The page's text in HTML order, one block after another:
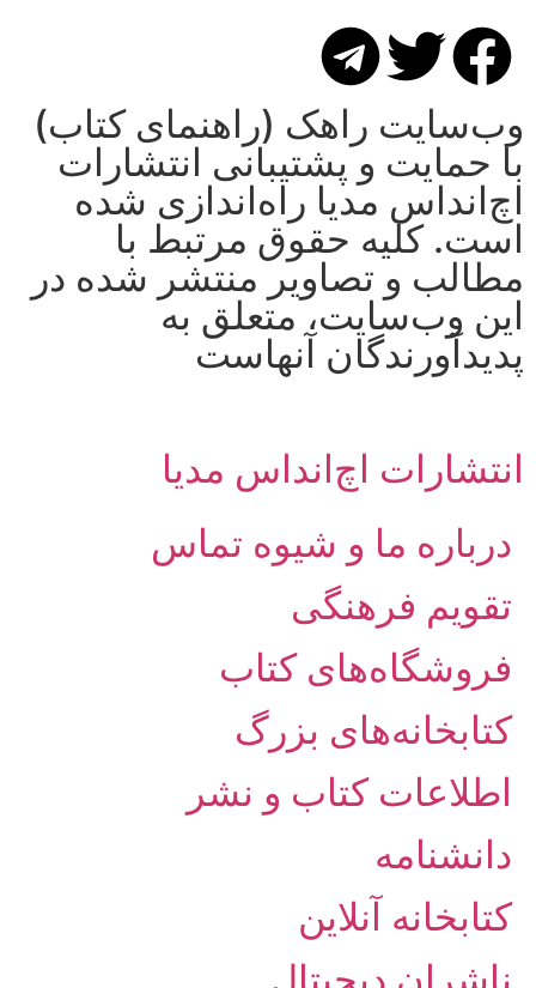
وب‌سایت راهک (راهنمای کتاب)
با حمایت و پشتیبانی انتشارات
اچ‌اند‌اس مدیا راه‌اندازی شده
است. کلیه حقوق مرتبط با
مطالب و تصاویر منتشر شده در
این وب‌سایت، متعلق به
پدیدآورندگان آنهاست
انتشارات اچ‌اند‌اس مدیا
درباره ما و شیوه تماس
تقویم فرهنگی
فروشگاه‌های کتاب
کتابخانه‌های بزرگ
اطلاعات کتاب و نشر
دانشنامه
کتابخانه آنلاین